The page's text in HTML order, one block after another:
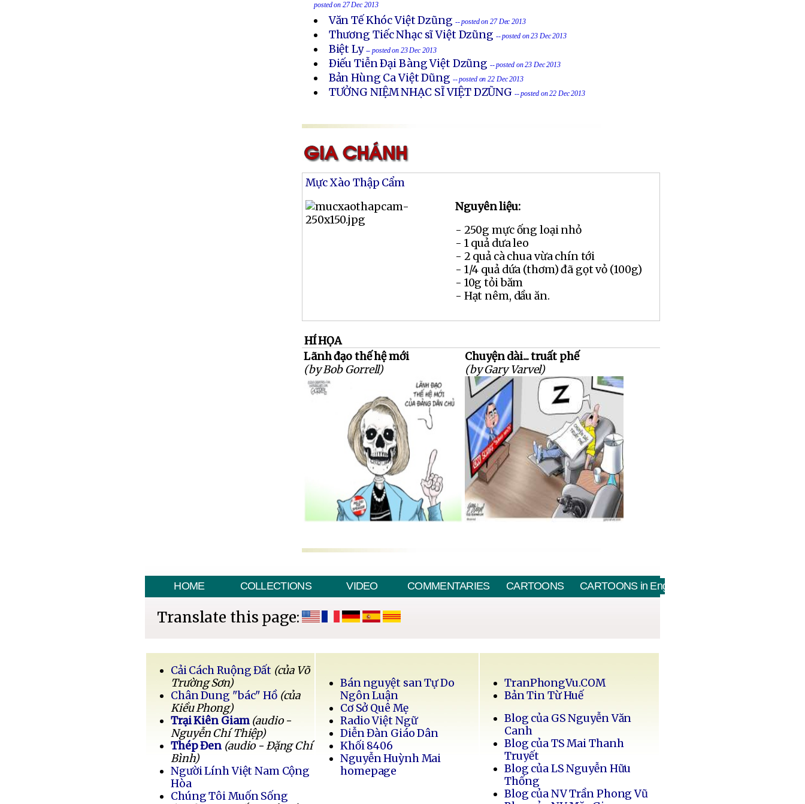
posted on 27 Dec 2013
Văn Tế Khóc Việt Dzũng -- posted on 27 Dec 2013
Thương Tiếc Nhạc sĩ Việt Dzũng -- posted on 23 Dec 2013
Biệt Ly -- posted on 23 Dec 2013
Ðiếu Tiễn Ðại Bàng Việt Dzũng -- posted on 23 Dec 2013
Bản Hùng Ca Việt Dũng -- posted on 22 Dec 2013
TƯỞNG NIỆM NHẠC SĨ VIỆT DZŨNG -- posted on 22 Dec 2013
Mực Xào Thập Cẩm
Nguyên liệu:
- 250g mực ống loại nhỏ
- 1 quả dưa leo
- 2 quả cà chua vừa chín tới
- 1/4 quả dứa (thơm) đã gọt vỏ (100g)
- 10g tỏi băm
- Hạt nêm, dầu ăn.
HÍ HỌA
Lãnh đạo thế hệ mới
(by Bob Gorrell)
Chuyện dài... truất phế
(by Gary Varvel)
HOME COLLECTIONS VIDEO COMMENTARIES CARTOONS CARTOONS in English
Translate this page:
Cải Cách Ruộng Đất (của Võ
Trường Sơn)
Chân Dung "bác" Hồ (của
Kiều Phong)
Trại Kiên Giam (audio -
Nguyễn Chí Thiệp)
Thép Đen (audio - Đặng Chí
Bình)
Người Lính Việt Nam Cộng
Hòa
Chúng Tôi Muốn Sống
Bán nguyệt san Tự Do
Ngôn Luận
Cơ Sở Quê Mẹ
Radio Việt Ngữ
Diễn Đàn Giáo Dân
Khối 8406
Nguyễn Huỳnh Mai
homepage
TranPhongVu.COM
Bản Tin Từ Huế
Blog của GS Nguyễn Văn
Canh
Blog của TS Mai Thanh
Truyết
Blog của LS Nguyễn Hữu
Thống
Blog của NV Trần Phong Vũ